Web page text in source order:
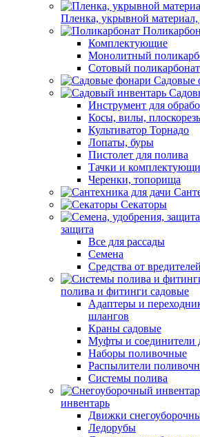
Пленка, укрывной
Комплектующие
Монолитный
Сотовый поликарбонат
Садовые
Инструмент для
Косы, вилы,
Культиватор Торнадо
Лопаты, буры
Пистолет для полива
Тачки и
Черенки, топорища
Секаторы
защита
Все для рассады
Семена
Средства от
полива и фитинги садовые
Адаптеры и
шлангов
Краны садовые
Муфты и соединители
Наборы поливочные
Распылители
Системы полива
инвентарь
Движки
Ледорубы